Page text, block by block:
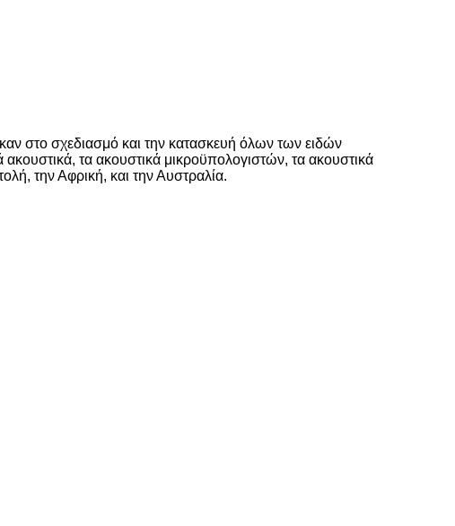
στο σχεδιασμό και την κατασκευή όλων των ειδών
τα ακουστικά μικροϋπολογιστών, τα ακουστικά
την Αφρική, και την Αυστραλία.